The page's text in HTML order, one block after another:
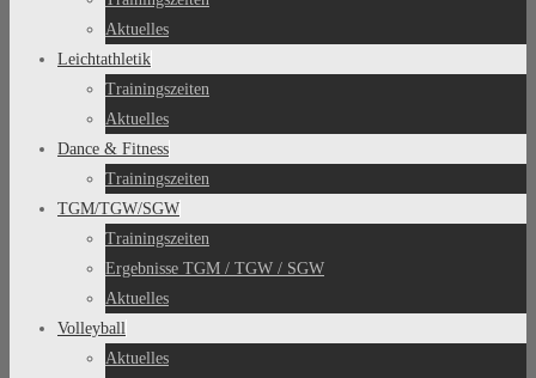
Aktuelles
Leichtathletik
Trainingszeiten
Aktuelles
Dance & Fitness
Trainingszeiten
TGM/TGW/SGW
Trainingszeiten
Ergebnisse TGM / TGW / SGW
Aktuelles
Volleyball
Aktuelles